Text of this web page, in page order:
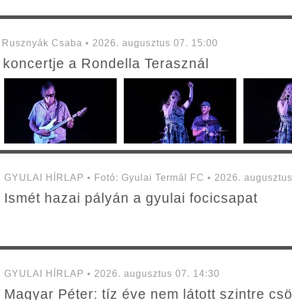
Csaba • 2026. augusztus 07. 15:00
a Rondella Terasznál
GYULAI HÍRLAP • Fotó: Gyulai Termál FC • 2026.
Ismét hazai pályán a gyulai focicsapat
GYULAI HÍRLAP • 2026. augusztus 07. 14:30
Magyar Péter: tíz éve nem látott szintre